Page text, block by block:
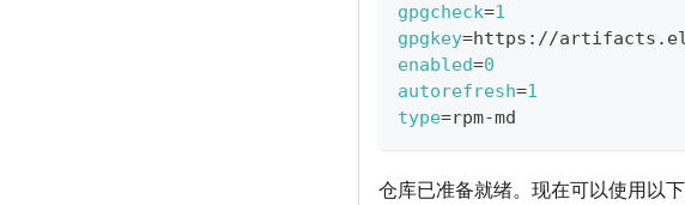
gpgcheck=1
gpgkey=https://
enabled=0
autorefresh=1
type=rpm-md
仓库已准备就绪。现在可以使用以